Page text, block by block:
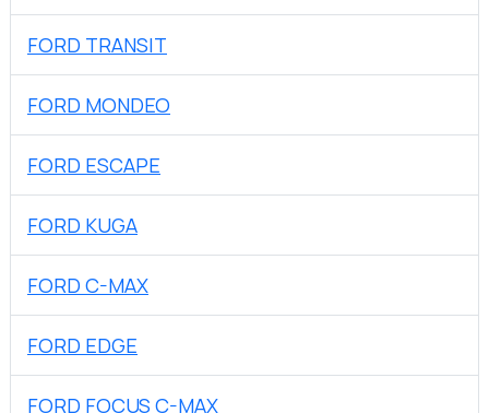
FORD TRANSIT
FORD MONDEO
FORD ESCAPE
FORD KUGA
FORD C-MAX
FORD EDGE
FORD FOCUS C-MAX